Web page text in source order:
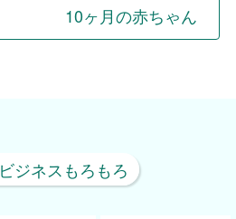
10ヶ月の赤ちゃん
ビジネスもろもろ